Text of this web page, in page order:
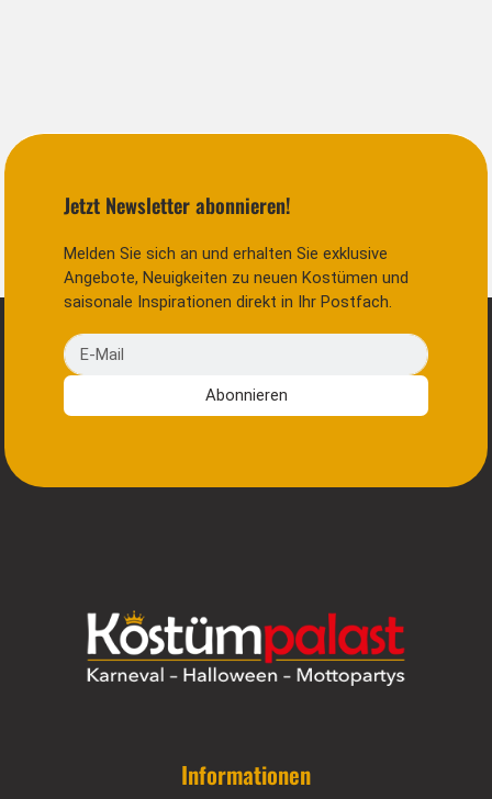
Jetzt Newsletter abonnieren!
Melden Sie sich an und erhalten Sie exklusive
Angebote, Neuigkeiten zu neuen Kostümen und
saisonale Inspirationen direkt in Ihr Postfach.
E-Mail
Abonnieren
Informationen